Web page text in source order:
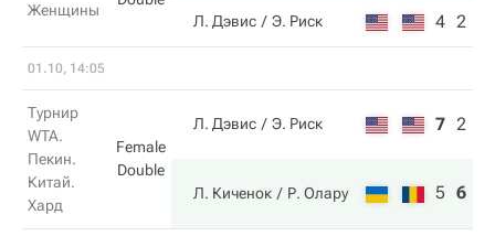
Женщины
Л. Дэвис Э. Риск 4 2
01.10, 14:05
Турнир
WTA.
Пекин.
Китай.
Хард
Female
Double
Л. Дэвис Э. Риск 7 2
Л. Киченок Р. Олару 5 6